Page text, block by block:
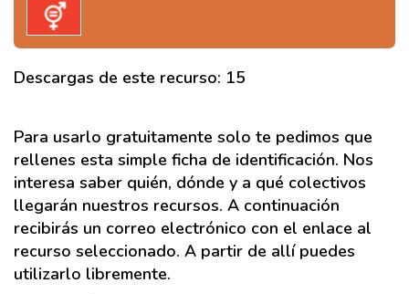
Descargas de este recurso: 15
Para usarlo gratuitamente solo te pedimos que
rellenes esta simple ficha de identificación. Nos
interesa saber quién, dónde y a qué colectivos
llegarán nuestros recursos. A continuación
recibirás un correo electrónico con el enlace al
recurso seleccionado. A partir de allí puedes
utilizarlo libremente.